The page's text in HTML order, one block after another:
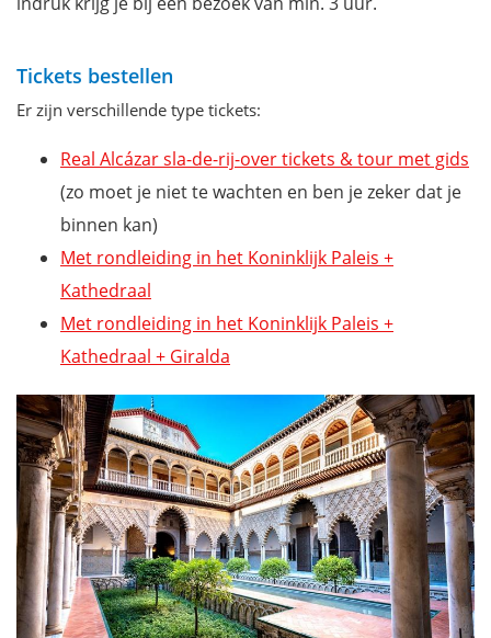
Tickets bestellen
Er zijn verschillende type tickets:
Real Alcázar sla-de-rij-over tickets & tour met gids
(zo moet je niet te wachten en ben je zeker dat je
binnen kan)
Met rondleiding in het Koninklijk Paleis +
Kathedraal
Met rondleiding in het Koninklijk Paleis +
Kathedraal + Giralda